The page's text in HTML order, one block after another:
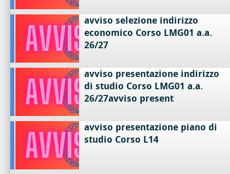
avviso selezione indirizzo
economico Corso LMG01 a.a.
26/27
avviso presentazione indirizzo
di studio Corso LMG01 a.a.
26/27avviso present
avviso presentazione piano di
studio Corso L14